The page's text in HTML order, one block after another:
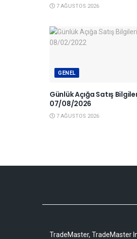
7 AĞUSTOS 2026
GENEL
Günlük Açığa Satış
07/08/2026
7 AĞUSTOS 2026
TradeMaster, TradeMaster